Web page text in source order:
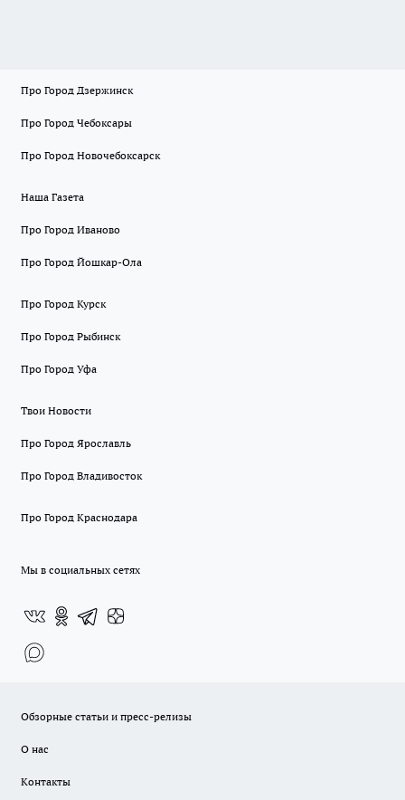
Про Город Дзержинск
Про Город Чебоксары
Про Город Новочебоксарск
Наша Газета
Про Город Иваново
Про Город Йошкар-Ола
Про Город Курск
Про Город Рыбинск
Про Город Уфа
Твои Новости
Про Город Ярославль
Про Город Владивосток
Про Город Краснодара
Мы в социальных сетях
Обзорные статьи и пресс-релизы
О нас
Контакты